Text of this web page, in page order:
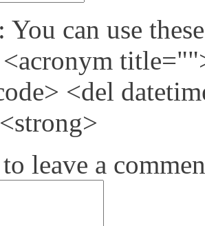
can use
<del
leave a